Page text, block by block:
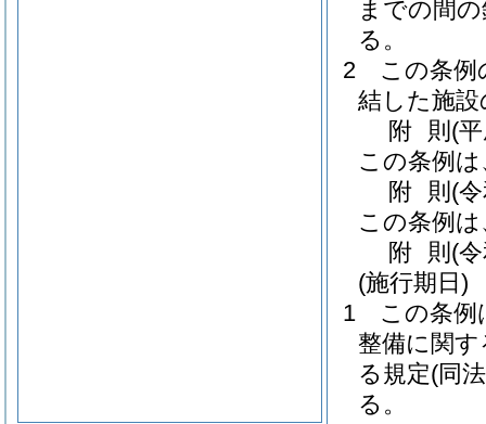
までの間
る。
2
この条例
結した施
附 則 (
この条例
附 則 (
この条例
附 則 (
(施行期日)
1
この条
整備に関す
る規定(同
る。